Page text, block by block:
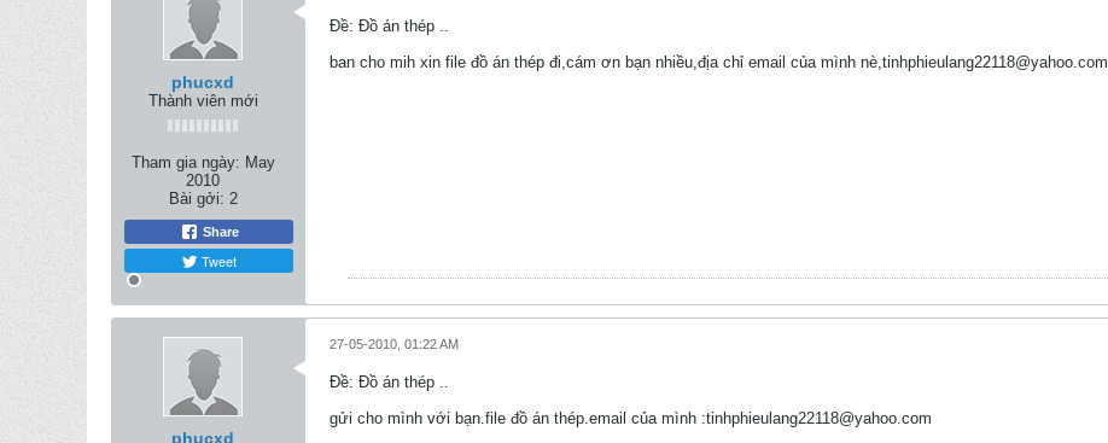
phucxd
Thành viên mới
Tham gia ngày: May
2010
Bài gởi: 2
Share
Tweet
Ðề: Đồ án thép ..
ban cho mih xin file đồ án thép đi,cám ơn bạn nhiều,địa chỉ email của mình nè,tinhphieulang22118@yahoo.com
phucxd
27-05-2010, 01:22 AM
Ðề: Đồ án thép ..
gửi cho mình với bạn.file đồ án thép.email của mình :tinhphieulang22118@yahoo.com